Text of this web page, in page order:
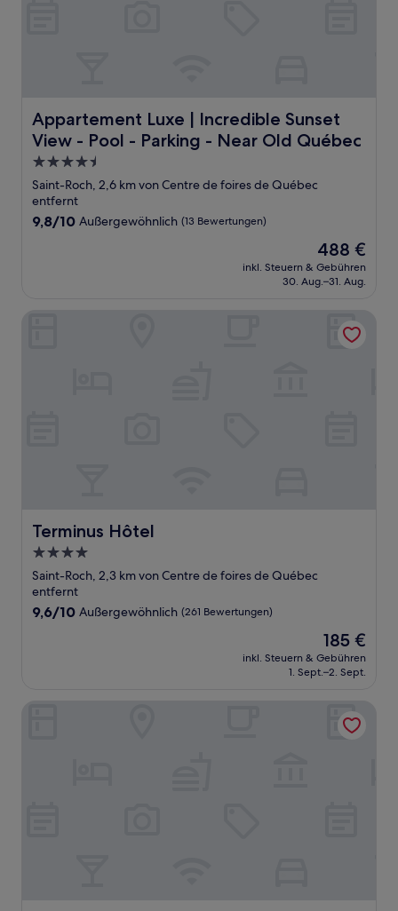
Appartement Luxe | Incredible Sunset
View - Pool - Parking - Near Old Québec
Appartement Luxe | Incredible Sunset View - Pool -
4.5-
Sterne-
Unterkunft
Saint-Roch, 2,6 km von Centre de foires de Québec
entfernt
9.8
9,8/10 Außergewöhnlich (13 Bewertungen)
Der
Preis
beträgt
488 €
inkl. Steuern & Gebühren
30. Aug.–31. Aug.
Terminus Hôtel
Terminus Hôtel
4.0-
Sterne-
Unterkunft
Saint-Roch, 2,3 km von Centre de foires de Québec
entfernt
9.6
9,6/10 Außergewöhnlich (261 Bewertungen)
Der
Preis
beträgt
185 €
inkl. Steuern & Gebühren
1. Sept.–2. Sept.